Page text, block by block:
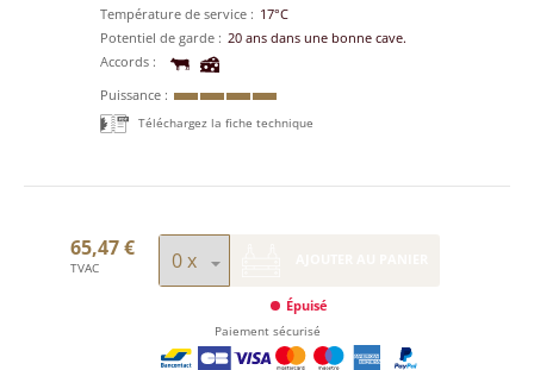
Température de service
17°C
Potentiel de garde
20 ans dans une bonne cave.
Accords
Puissance
Téléchargez la fiche technique
65,47 €
TVAC
Épuisé
Paiement sécurisé